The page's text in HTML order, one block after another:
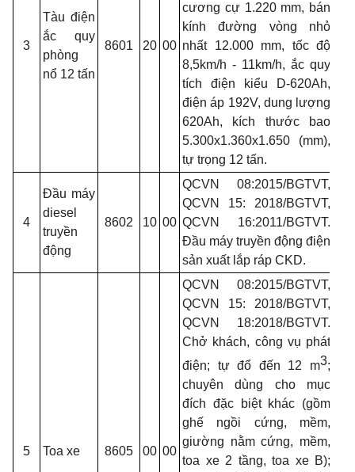
3
Tàu điện
ắc quy
phòng
nổ 12 tấn
8601 20 00
cương cự 1.220 mm, bán
kính đường vòng nhỏ
nhất 12.000 mm, tốc độ
8,5km/h - 11km/h, ắc quy
tích điện kiểu D-620Ah,
điện áp 192V, dung lượng
620Ah, kích thước bao
5.300x1.360x1.650 (mm),
tự trọng 12 tấn.
4
Đầu máy
diesel
truyền
động
8602 10 00
QCVN 08:2015/BGTVT,
QCVN 15: 2018/BGTVT,
QCVN 16:2011/BGTVT.
Đầu máy truyền động điện
sản xuất lắp ráp CKD.
5 Toa xe 8605 00 00
QCVN 08:2015/BGTVT,
QCVN 15: 2018/BGTVT,
QCVN 18:2018/BGTVT.
Chở khách, công vụ phát
điện; tự đổ đến 12 m3;
chuyên dùng cho mục
đích đặc biệt khác (gồm
ghế ngồi cứng, mềm,
giường nằm cứng, mềm,
toa xe 2 tầng, toa xe B);